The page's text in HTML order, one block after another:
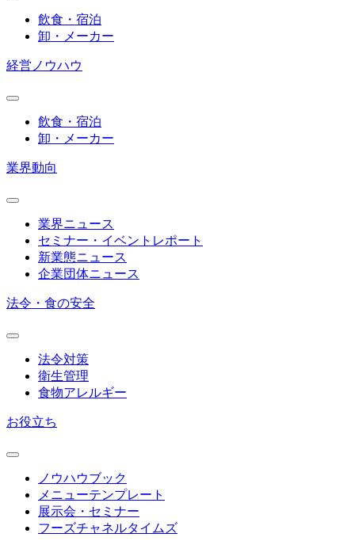
飲食・宿泊
卸・メーカー
経営ノウハウ
飲食・宿泊
卸・メーカー
業界動向
業界ニュース
セミナー・イベントレポート
新業態ニュース
企業団体ニュース
法令・食の安全
法令対策
衛生管理
食物アレルギー
お役立ち
ノウハウブック
メニューテンプレート
展示会・セミナー
フーズチャネルタイムズ